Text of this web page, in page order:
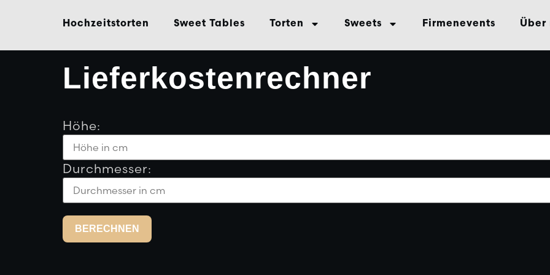
Hochzeitstorten Sweet Tables Torten Sweets Firmenevents Über
Lieferkostenrechner
Höhe:
Durchmesser:
BERECHNEN